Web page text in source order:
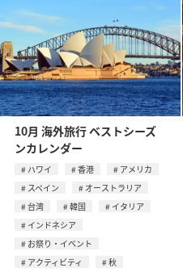
10月 海外旅行 ベストシーズ
ンカレンダー
ハワイ 香港
アメリカ
スペイン
オーストラリア
台湾
韓国
イタリア
インドネシア
お祭り・イベント
アクティビティ
秋